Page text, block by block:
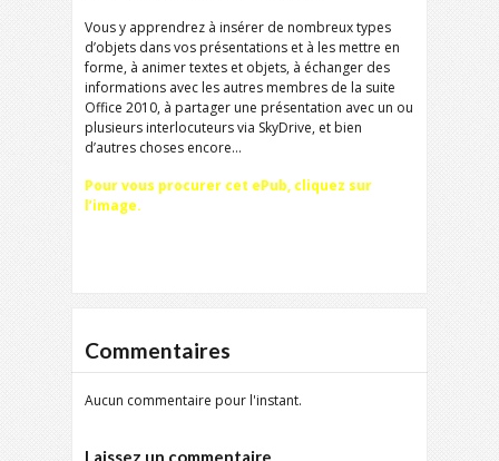
Vous y apprendrez à insérer de nombreux types
d’objets dans vos présentations et à les mettre en
forme, à animer textes et objets, à échanger des
informations avec les autres membres de la suite
Office 2010, à partager une présentation avec un ou
plusieurs interlocuteurs via SkyDrive, et bien
d’autres choses encore…
Pour vous procurer cet ePub, cliquez sur
l’image.
Commentaires
Aucun commentaire pour l'instant.
Laissez un commentaire